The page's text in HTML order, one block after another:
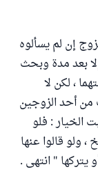
إن لم يسألوه
بعد مدة وبحث
، لكن لا
أحد الزوجين
الخيار : فلو
ولو قالوا عنها
يتركها " انتهى .